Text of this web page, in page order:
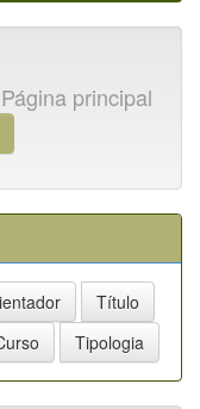
Página principal